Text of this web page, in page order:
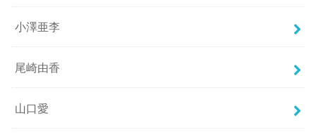
小澤亜李
尾崎由香
山口愛